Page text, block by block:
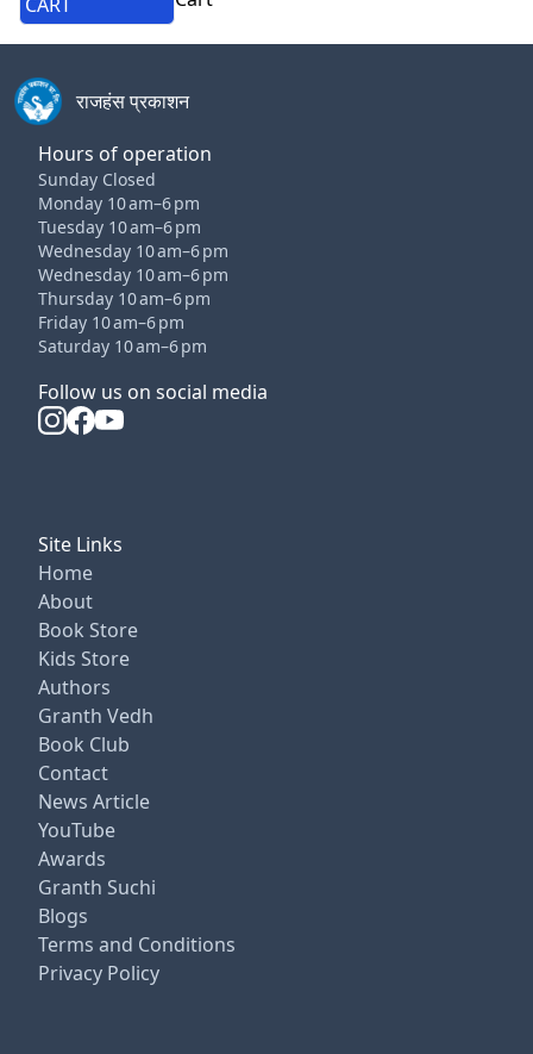
राजहंस प्रकाशन
Hours of operation
Sunday Closed
Monday 10 am–6 pm
Tuesday 10 am–6 pm
Wednesday 10 am–6 pm
Wednesday 10 am–6 pm
Thursday 10 am–6 pm
Friday 10 am–6 pm
Saturday 10 am–6 pm
Follow us on social media
Site Links
Home
About
Book Store
Kids Store
Authors
Granth Vedh
Book Club
Contact
News Article
YouTube
Awards
Granth Suchi
Blogs
Terms and Conditions
Privacy Policy